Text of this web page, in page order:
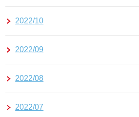
2022/10
2022/09
2022/08
2022/07